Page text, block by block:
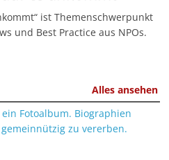
ist Themenschwerpunkt
und Best Practice aus NPOs.
Alles ansehen